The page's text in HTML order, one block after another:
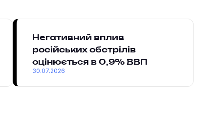
Негативний вплив
російських обстрілів
оцінюється в 0,9% ВВП
30.07.2026